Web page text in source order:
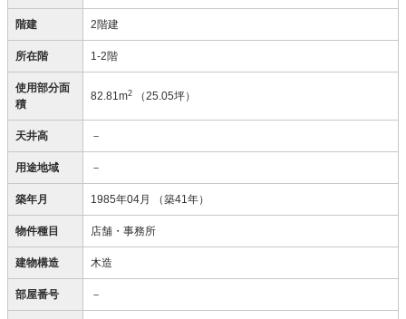
階建 2階建
所在階 1-2階
使用部分面
積
82.81m2 （25.05坪）
天井高 －
用途地域 －
築年月 1985年04月 （築41年）
物件種目 店舗・事務所
建物構造 木造
部屋番号 －